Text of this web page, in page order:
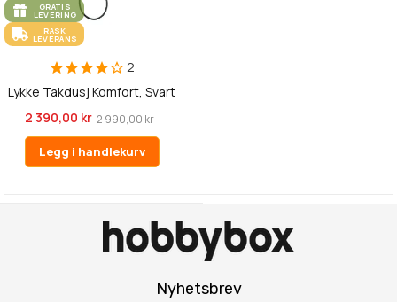
GRATIS
LEVERING
RASK
LEVERANS
2
Lykke Takdusj Komfort, Svart
2 390,00 kr 2 990,00 kr
Legg i handlekurv
Nyhetsbrev